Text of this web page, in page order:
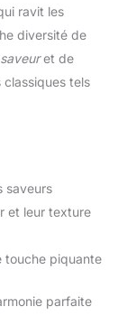
ravit les
diversité de
saveuret de
tels
saveurs
et leur texture
touche piquante
parfaite